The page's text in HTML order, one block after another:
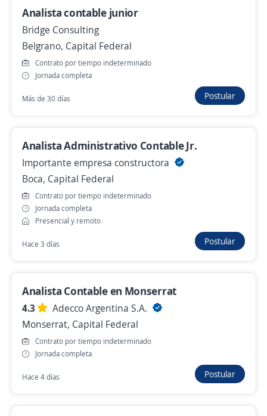
Presencial y remoto
Hace 2 horas
Analista de Operaciones Internacionales
4,2
OCASA
Hace 2 horas
Analista de comunicaciones interna (CABA)
4,3
Adecco Argentina S.A.
Monserrat, Capital Federal
Presencial y remoto
Hace 8 horas
Analista de RH
4,3
Adecco Argentina S.A.
Retiro, Capital Federal
Presencial y remoto
Analista tecnico de datos para facturacion
Analista contable junior
Bridge Consulting
Belgrano, Capital Federal
Contrato por tiempo indeterminado
Jornada completa
Más de 30 días Postular
Analista Administrativo Contable Jr.
Importante empresa constructora
Boca, Capital Federal
Contrato por tiempo indeterminado
Jornada completa
Presencial y remoto
Hace 3 días Postular
Analista Contable en Monserrat
4.3
Adecco Argentina S.A.
Monserrat, Capital Federal
Contrato por tiempo indeterminado
Jornada completa
Hace 4 días Postular